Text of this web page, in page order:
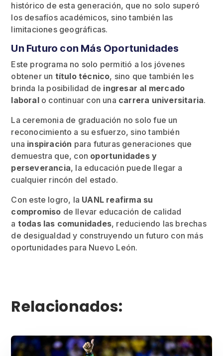
histórico de esta generación, que no solo superó
los desafíos académicos, sino también las
limitaciones geográficas.
Un Futuro con Más Oportunidades
Este programa no solo permitió a los jóvenes
obtener un título técnico, sino que también les
brinda la posibilidad de ingresar al mercado
laboralo continuar con una carrera universitaria.
La ceremonia de graduación no solo fue un
reconocimiento a su esfuerzo, sino también
una inspiración para futuras generaciones que
demuestra que, con oportunidades y
perseverancia, la educación puede llegar a
cualquier rincón del estado.
Con este logro, la UANL reafirma su
compromiso de llevar educación de calidad
a todas las comunidades, reduciendo las brechas
de desigualdad y construyendo un futuro con más
oportunidades para Nuevo León.
Relacionados: